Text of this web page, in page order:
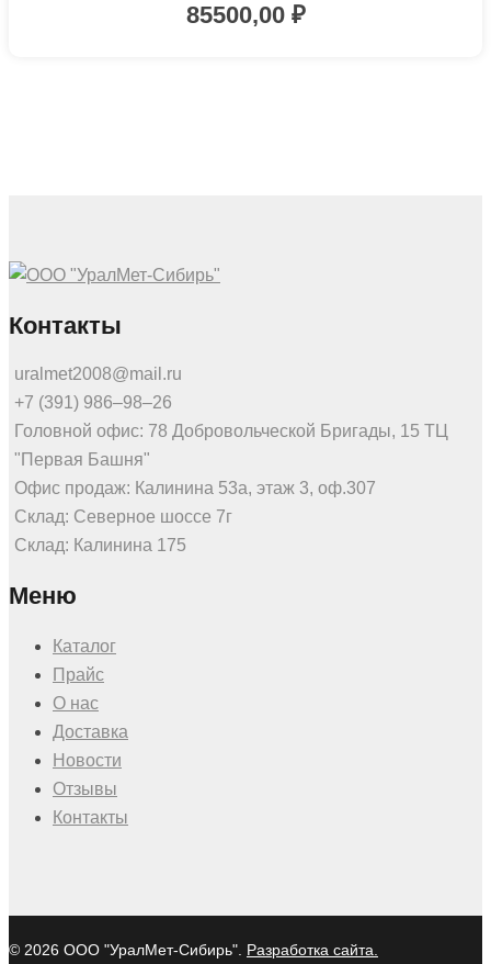
85500,00 ₽
Контакты
uralmet2008@mail.ru
+7 (391) 986‒98‒26
Головной офис: 78 Добровольческой Бригады, 15 ТЦ
"Первая Башня"
Офис продаж: Калинина 53а, этаж 3, оф.307
Склад: Северное шоссе 7г
Склад: Калинина 175
Меню
Каталог
Прайс
О нас
Доставка
Новости
Отзывы
Контакты
© 2026 ООО "УралМет-Сибирь". Разработка сайта.